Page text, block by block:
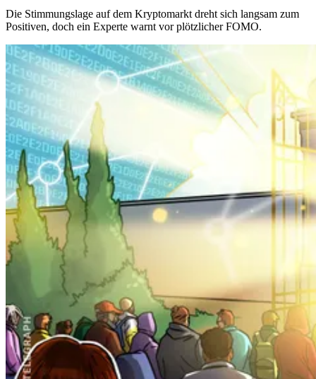
Die Stimmungslage auf dem Kryptomarkt dreht sich langsam zum
Positiven, doch ein Experte warnt vor plötzlicher FOMO.